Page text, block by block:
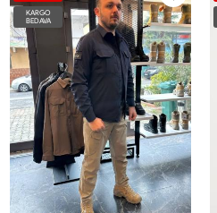
KARGO
BEDAVA